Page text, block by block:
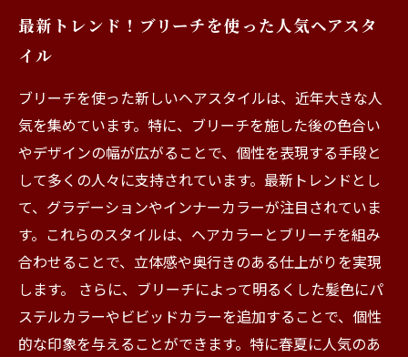
最新トレンド！ブリーチを使った人気ヘアスタ
イル
ブリーチを使った新しいヘアスタイルは、近年大きな人
気を集めています。特に、ブリーチを施した後の色合い
やデザインの幅が広がることで、個性を表現する手段と
して多くの人々に支持されています。最新トレンドとし
て、グラデーションやインナーカラーが注目されていま
す。これらのスタイルは、ヘアカラーとブリーチを組み
合わせることで、立体感や奥行きのある仕上がりを実現
します。 さらに、ブリーチによって明るくした髪色にパ
ステルカラーやビビッドカラーを追加することで、個性
的な印象を与えることができます。特に春夏に人気のあ